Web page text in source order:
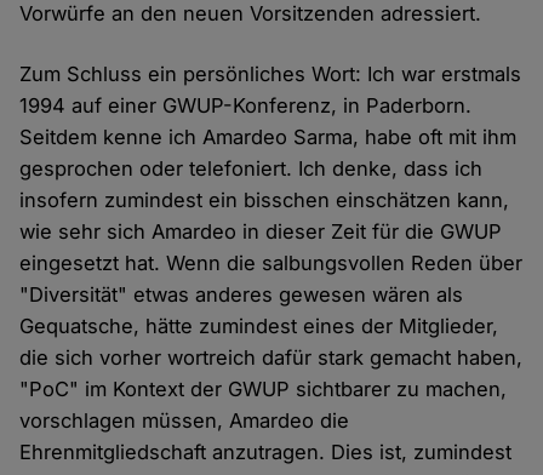
Vorwürfe an den neuen Vorsitzenden adressiert.
Zum Schluss ein persönliches Wort: Ich war erstmals
1994 auf einer GWUP-Konferenz, in Paderborn.
Seitdem kenne ich Amardeo Sarma, habe oft mit ihm
gesprochen oder telefoniert. Ich denke, dass ich
insofern zumindest ein bisschen einschätzen kann,
wie sehr sich Amardeo in dieser Zeit für die GWUP
eingesetzt hat. Wenn die salbungsvollen Reden über
"Diversität" etwas anderes gewesen wären als
Gequatsche, hätte zumindest eines der Mitglieder,
die sich vorher wortreich dafür stark gemacht haben,
"PoC" im Kontext der GWUP sichtbarer zu machen,
vorschlagen müssen, Amardeo die
Ehrenmitgliedschaft anzutragen. Dies ist, zumindest